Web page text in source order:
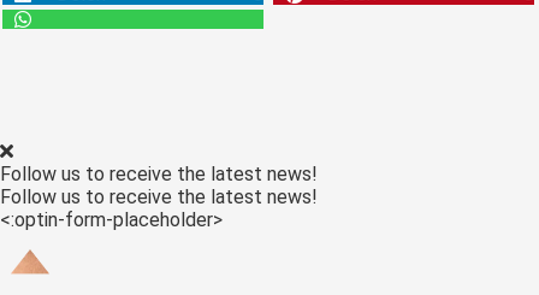
Follow us to receive the latest news!
Follow us to receive the latest news!
<:optin-form-placeholder>